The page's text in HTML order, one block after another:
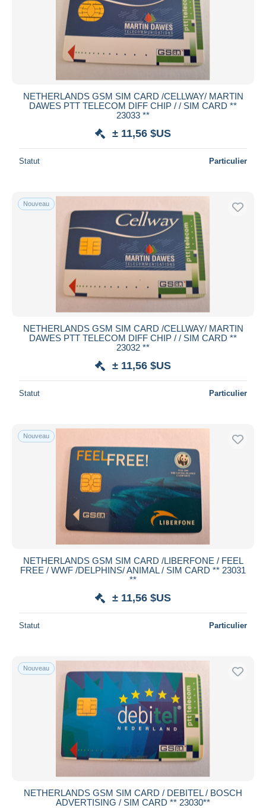
NETHERLANDS GSM SIM CARD /CELLWAY/ MARTIN
DAWES PTT TELECOM DIFF CHIP / / SIM CARD **
23033 **
± 11,56 $US
Statut Particulier
Nouveau
NETHERLANDS GSM SIM CARD /CELLWAY/ MARTIN
DAWES PTT TELECOM DIFF CHIP / / SIM CARD **
23032 **
± 11,56 $US
Statut Particulier
Nouveau
NETHERLANDS GSM SIM CARD /LIBERFONE / FEEL
FREE / WWF /DELPHINS/ ANIMAL / SIM CARD ** 23031
**
± 11,56 $US
Statut Particulier
Nouveau
NETHERLANDS GSM SIM CARD / DEBITEL / BOSCH
ADVERTISING / SIM CARD ** 23030**